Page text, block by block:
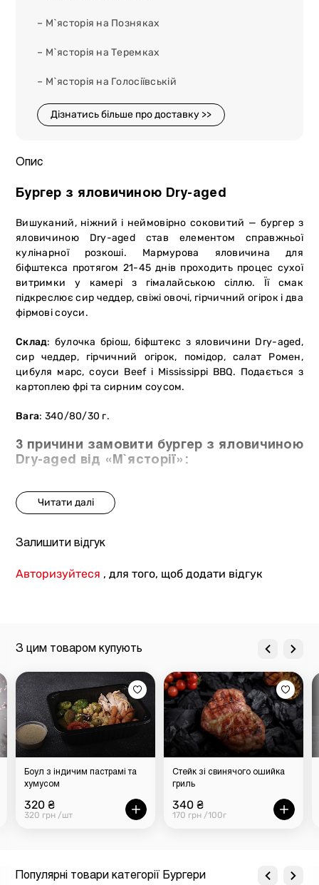
– М`ясторія на Позняках
– М`ясторія на Теремках
– М`ясторія на Голосіївській
Дізнатись більше про доставку >>
Опис
Бургер з яловичиною Dry-aged
Вишуканий, ніжний і неймовірно соковитий — бургер з
яловичиною Dry-aged став елементом справжньої
кулінарної розкоші. Мармурова яловичина для
біфштекса протягом 21-45 днів проходить процес сухої
витримки у камері з гімалайською сіллю. Її смак
підкреслює сир чеддер, свіжі овочі, гірчичний огірок і два
фірмові соуси.
Склад: булочка бріош, біфштекс з яловичини Dry-aged,
сир чеддер, гірчичний огірок, помідор, салат Ромен,
цибуля марс, соуси Beef і Mississippi BBQ. Подається з
картоплею фрі та сирним соусом.
Вага: 340/80/30 г.
3 причини замовити бургер з яловичиною
Dry-aged від «М`ясторії»:
біфштекси з мармурової яловичини сухої витримки;
класичні смаки в авторській інтерпретації;
Залишити відгук
Авторизуйтеся , для того, щоб додати відгук
З цим товаром купують
Боул з індичим пастрамі та
хумусом
320 ₴
320 грн /шт
Стейк зі свинячого ошийка
гриль
340 ₴
170 грн /100г
Популярні товари категорії Бургери